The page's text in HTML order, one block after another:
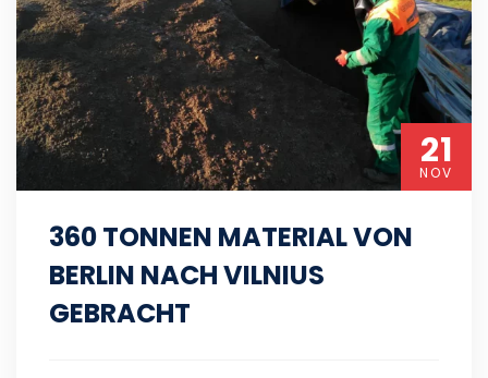
21
NOV
360 TONNEN MATERIAL VON
BERLIN NACH VILNIUS
GEBRACHT